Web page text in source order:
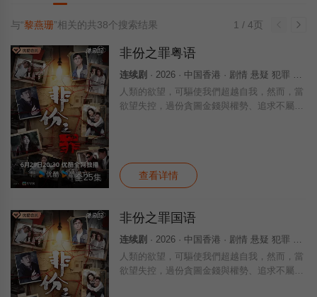
1 / 4页
与“黎燕珊”相关的共38个搜索结果
全25集
非份之罪粤语
连续剧 · 2026 · 中国香港 · 剧情 悬疑 犯罪 香港
人類的欲望，可驅使我們超越自我，然而，當
欲望失控，過份貪圖金錢與權勢、追求不屬於
括
查看详情
非份之罪国语
连续剧 · 2026 · 中国香港 · 剧情 悬疑 犯罪 香港
人類的欲望，可驅使我們超越自我，然而，當
欲望失控，過份貪圖金錢與權勢、追求不屬於